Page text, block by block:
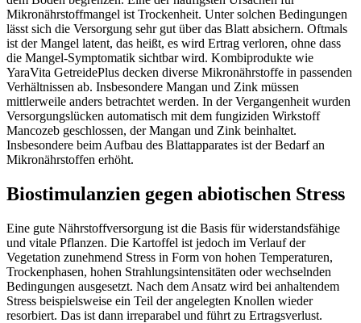
Mikronährstoffmangel ist Trockenheit. Unter solchen Bedingungen
lässt sich die Versorgung sehr gut über das Blatt absichern. Oftmals
ist der Mangel latent, das heißt, es wird Ertrag verloren, ohne dass
die Mangel-Symptomatik sichtbar wird. Kombiprodukte wie
YaraVita GetreidePlus decken diverse Mikronährstoffe in passenden
Verhältnissen ab. Insbesondere Mangan und Zink müssen
mittlerweile anders betrachtet werden. In der Vergangenheit wurden
Versorgungslücken automatisch mit dem fungiziden Wirkstoff
Mancozeb geschlossen, der Mangan und Zink beinhaltet.
Insbesondere beim Aufbau des Blattapparates ist der Bedarf an
Mikronährstoffen erhöht.
Biostimulanzien gegen abiotischen Stress
Eine gute Nährstoffversorgung ist die Basis für widerstandsfähige
und vitale Pflanzen. Die Kartoffel ist jedoch im Verlauf der
Vegetation zunehmend Stress in Form von hohen Temperaturen,
Trockenphasen, hohen Strahlungsintensitäten oder wechselnden
Bedingungen ausgesetzt. Nach dem Ansatz wird bei anhaltendem
Stress beispielsweise ein Teil der angelegten Knollen wieder
resorbiert. Das ist dann irreparabel und führt zu Ertragsverlust.